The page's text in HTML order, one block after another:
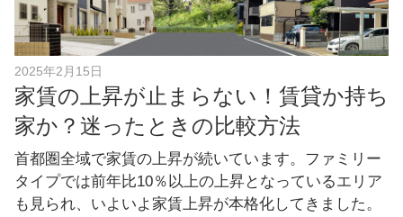
し
ま
す
！
2025年2月15日
家賃の上昇が止まらない！賃貸か持ち
家か？迷ったときの比較方法
首都圏全域で家賃の上昇が続いています。ファミリー
タイプでは前年比10％以上の上昇となっているエリア
も見られ、いよいよ家賃上昇が本格化してきました。